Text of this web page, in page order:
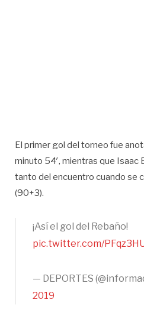
El primer gol del torneo fue
minuto 54′, mientras que Isaac
tanto del encuentro cuando se
(90+3).
¡Así el gol del Rebaño!
pic.twitter.com/
— DEPORTES
2019